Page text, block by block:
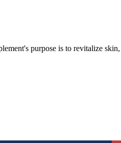
purpose is to revitalize